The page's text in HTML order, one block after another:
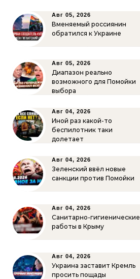
Авг 05, 2026
Вменяемый россиянин
обратился к Украине
Авг 05, 2026
Диапазон реально
возможного для Помойки
выбора
Авг 04, 2026
Иной раз какой-то
беспилотник таки
долетает
Авг 04, 2026
Зеленский ввёл новые
санкции против Помойки
Авг 04, 2026
Санитарно-гигиенические
работы в Крыму
Авг 04, 2026
Украина заставит Кремль
просить пощады